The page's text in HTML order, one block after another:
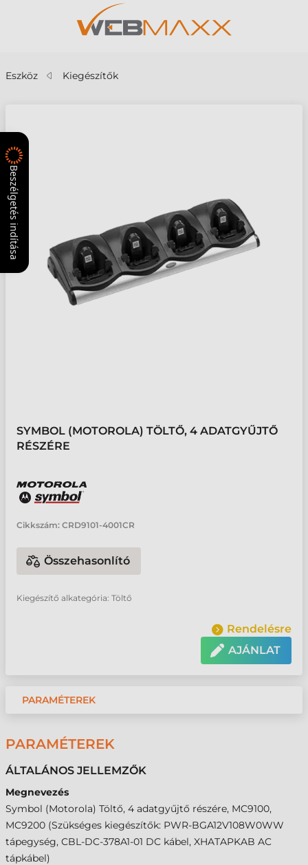
Eszköz Kiegészítők
SYMBOL (MOTOROLA) TÖLTŐ, 4 ADATGYŰJTŐ
RÉSZÉRE
Cikkszám: CRD9101-4001CR
Összehasonlító
Kiegészítő alkategória: Töltő
Rendelésre
AJÁNLAT
PARAMÉTEREK
PARAMÉTEREK
ÁLTALÁNOS JELLEMZŐK
Megnevezés
Symbol (Motorola) Töltő, 4 adatgyűjtő részére, MC9100,
MC9200 (Szükséges kiegészítők: PWR-BGA12V108W0WW
tápegység, CBL-DC-378A1-01 DC kábel, XHATAPKAB AC
tápkábel)
Beszélgetés indítása